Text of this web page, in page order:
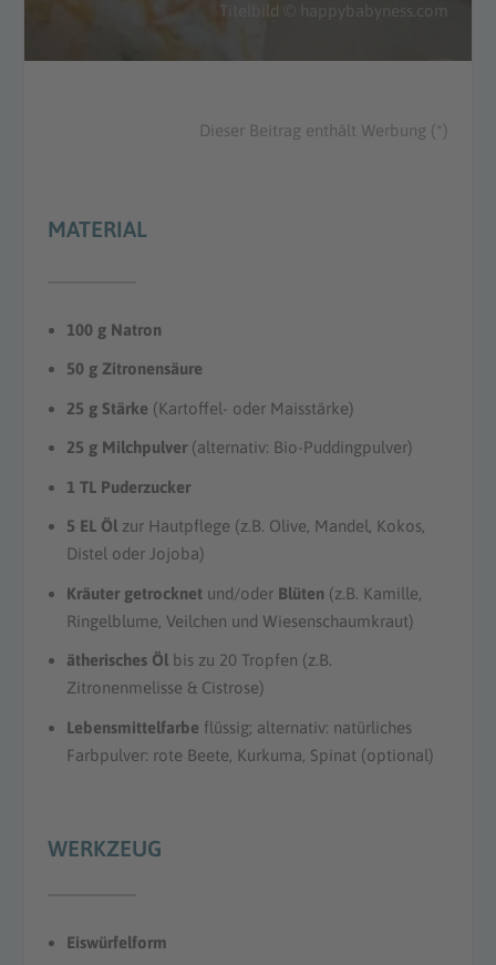
Titelbild © happybabyness.com
Dieser Beitrag enthält Werbung (*)
MATERIAL
100 g Natron
50 g Zitronensäure
25 g Stärke (Kartoffel- oder Maisstärke)
25 g Milchpulver (alternativ: Bio-Puddingpulver)
1 TL Puderzucker
5 EL Öl zur Hautpflege (z.B. Olive, Mandel, Kokos,
Distel oder Jojoba)
Kräuter getrocknet und/oderBlüten (z.B. Kamille,
Ringelblume, Veilchen und Wiesenschaumkraut)
ätherisches Öl bis zu 20 Tropfen (z.B.
Zitronenmelisse & Cistrose)
Lebensmittelfarbe flüssig; alternativ: natürliches
Farbpulver: rote Beete, Kurkuma, Spinat (optional)
WERKZEUG
Eiswürfelform